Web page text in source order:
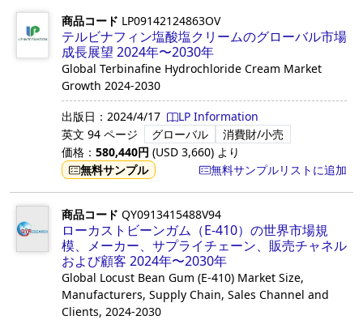
商品コード LP09142124863OV
テルビナフィン塩酸塩クリームのグローバル市場
成長展望 2024年〜2030年
Global Terbinafine Hydrochloride Cream Market
Growth 2024-2030
出版日： 2024/4/17
LP Information
英文 94 ページ グローバル
消費財/小売
価格： 580,440円 (USD 3,660) より
無料サンプル
無料サンプルリストに追加
商品コード QY0913415488V94
ローカストビーンガム（E-410）の世界市場規
模、メーカー、サプライチェーン、販売チャネル
および顧客 2024年〜2030年
Global Locust Bean Gum (E-410) Market Size,
Manufacturers, Supply Chain, Sales Channel and
Clients, 2024-2030